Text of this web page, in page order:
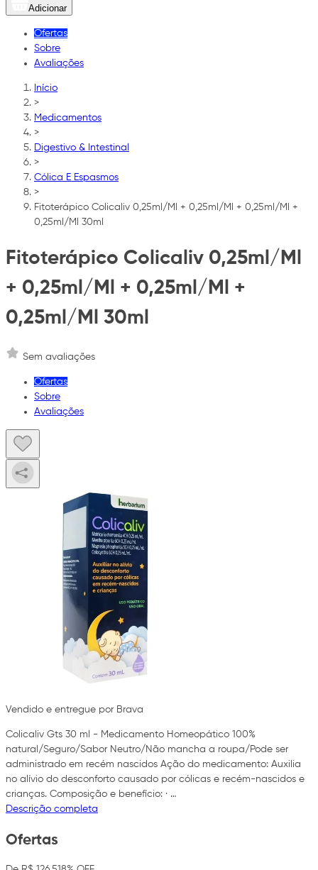
Adicionar
Ofertas
Sobre
Avaliações
Início
>
Medicamentos
>
Digestivo & Intestinal
>
Cólica E Espasmos
>
Fitoterápico Colicaliv 0,25ml/Ml + 0,25ml/Ml + 0,25ml/Ml +
0,25ml/Ml 30ml
Fitoterápico Colicaliv 0,25ml/Ml
+ 0,25ml/Ml + 0,25ml/Ml +
0,25ml/Ml 30ml
Sem avaliações
Ofertas
Sobre
Avaliações
Vendido e entregue por Brava
Colicaliv Gts 30 ml - Medicamento Homeopático 100%
natural/Seguro/Sabor Neutro/Não mancha a roupa/Pode ser
administrado em recém nascidos Ação do medicamento: Auxilia
no alívio do desconforto causado por cólicas e recém-nascidos e
crianças. Composição e benefício: · …
Descrição completa
Ofertas